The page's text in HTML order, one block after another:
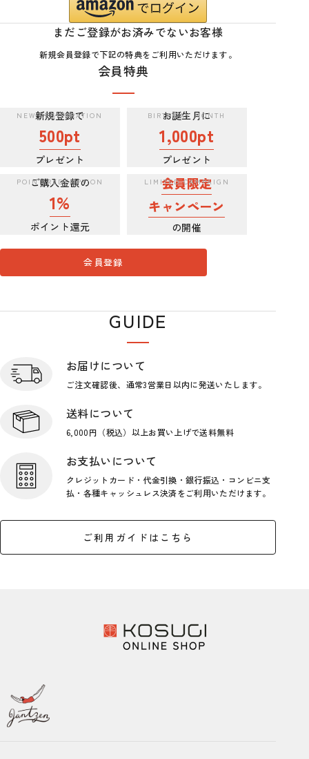
まだご登録がお済みでないお客様
新規会員登録で下記の特典をご利用いただけます。
会員特典
新規登録で
500pt
プレゼント
お誕生月に
1,000pt
プレゼント
ご購入金額の
1%
ポイント還元
会員限定
キャンペーン
の開催
会員登録
GUIDE
お届けについて
ご注文確認後、通常3営業日以内に発送いたします。
送料について
6,000円（税込）以上お買い上げで送料無料
お支払いについて
クレジットカード・代金引換・銀行振込・コンビニ支
払・各種キャッシュレス決済をご利用いただけます。
ご利用ガイドはこちら